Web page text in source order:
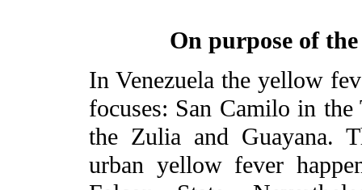
On purpose of
In Venezuela the yellow
focuses: San Camilo in
the Zulia and Guayana.
urban yellow fever